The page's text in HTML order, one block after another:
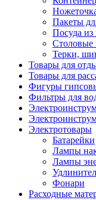
Пакеты
Посуда из
Столовые
Терки,
Товары для
Товары для
Фигуры
Фильтры для
Электротовары
Батарейки
Лампы
Лампы
Фонари
Расходные